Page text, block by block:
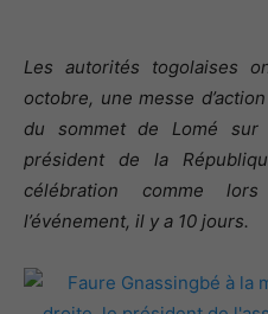
Les autorités togolaises
octobre, une messe
du sommet de Lomé sur
président de la
célébration comme
l’événement, il y a 10 jours.